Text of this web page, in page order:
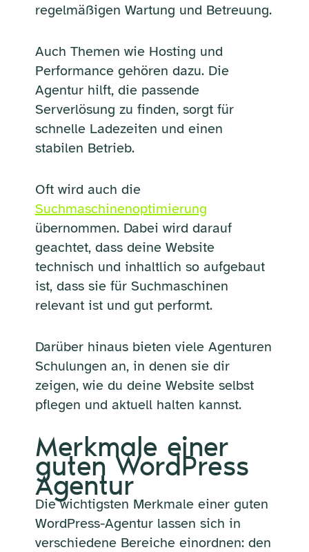
regelmäßigen Wartung und Betreuung.
Auch Themen wie Hosting und
Performance gehören dazu. Die
Agentur hilft, die passende
Serverlösung zu finden, sorgt für
schnelle Ladezeiten und einen
stabilen Betrieb.
Oft wird auch die
Suchmaschinenoptimierung
übernommen. Dabei wird darauf
geachtet, dass deine Website
technisch und inhaltlich so aufgebaut
ist, dass sie für Suchmaschinen
relevant ist und gut performt.
Darüber hinaus bieten viele Agenturen
Schulungen an, in denen sie dir
zeigen, wie du deine Website selbst
pflegen und aktuell halten kannst.
Merkmale einer
guten WordPress
Agentur
Die wichtigsten Merkmale einer guten
WordPress-Agentur lassen sich in
verschiedene Bereiche einordnen: den